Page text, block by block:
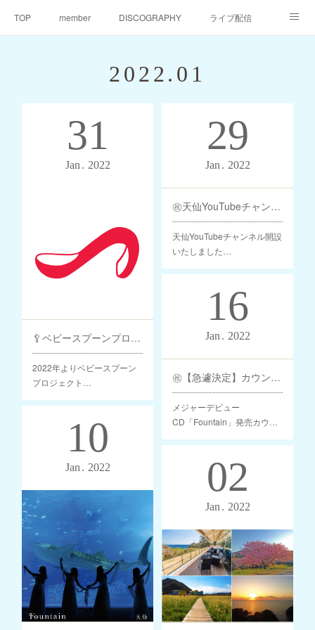
TOP member DISCOGRAPHY ライブ配信
2022. 01
31
Jan 2022
🥄ベビースプーンプロジェクト
2022年よりベビースプーン
プロジェクト…
29
Jan 2022
㊗️天仙YouTubeチャンネル開設いたしました🎉🥳
天仙YouTubeチャンネル開設
いたしました…
16
Jan 2022
㊗️【急遽決定】カウントダウン配信‼️ メジャーデビューCD「Fountain」発売記念🥳
メジャーデビュー
CD「Fountain」発売カウ…
10
Jan 2022 02
Jan 2022